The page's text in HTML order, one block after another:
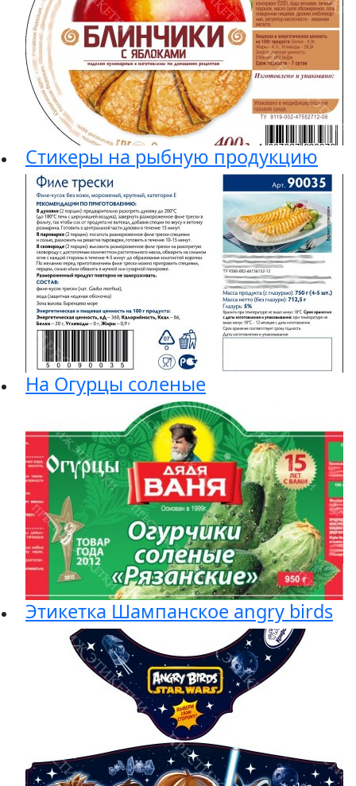
Стикеры на рыбную продукцию
На Огурцы соленые
Этикетка Шампанское angry birds